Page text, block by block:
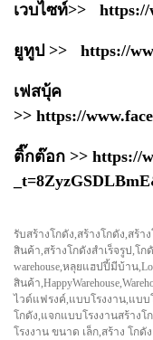
เวบไซท์>> https://
ยูทูป >> https://
เฟสบุ้ค
>> https://
ติ๊กต๊อก >> https://
รับสร้างโกดัง,สร้างโกดัง,สร้า
สินค้า,สร้างโกดังสำเร็จรูป,โก
warehouse,หลุยแฮปปี้มีบ้าน
สินค้า
ไวด์แฟรงค์,แบบโรงงาน,แบ
โกดัง,แจกแบบโรงงานสร้างโ
โรงงาน ขนาด เล็ก,สร้าง โกดั